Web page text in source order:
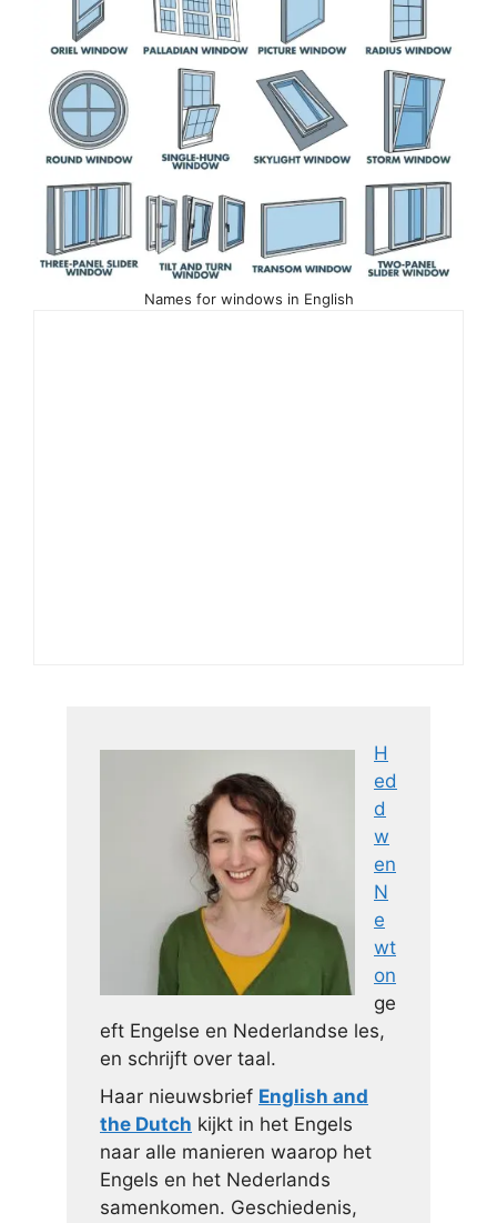
Names for windows in English
H
ed
d
w
en
N
e
wt
on
ge
eft Engelse en Nederlandse les,
en schrijft over taal.
Haar nieuwsbrief English and
the Dutch kijkt in het Engels
naar alle manieren waarop het
Engels en het Nederlands
samenkomen. Geschiedenis,